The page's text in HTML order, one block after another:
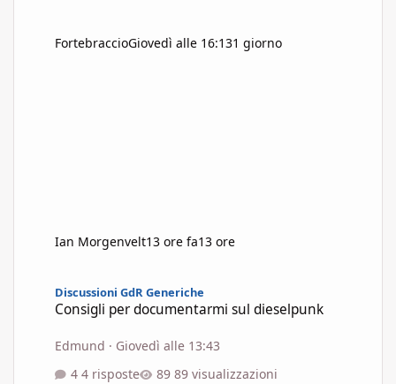
FortebraccioGiovedì alle 16:131 giorno
Ian Morgenvelt13 ore fa13 ore
Discussioni GdR Generiche
Consigli per documentarmi sul dieselpunk
Edmund · Giovedì alle 13:43
4 risposte
89 visualizzazioni